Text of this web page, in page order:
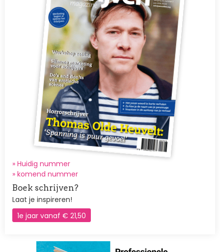
» Huidig nummer
» komend nummer
Boek schrijven?
Laat je inspireren!
1e jaar vanaf € 21,50